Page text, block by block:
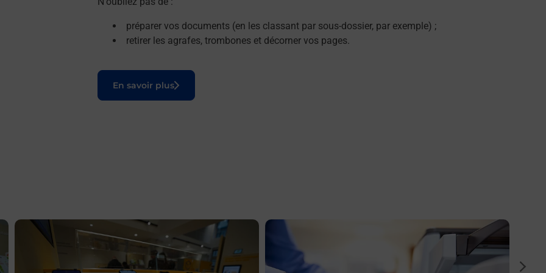
préparer vos documents (en les classant par sous-dossier, par exemple) ;
retirer les agrafes, trombones et décorner vos pages.
En savoir plus
Le lien s'ouvre dans un nouvel onglet
En savoir plus En savoir plus